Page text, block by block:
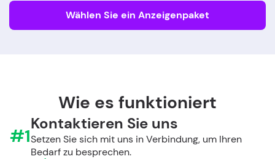
Wählen Sie ein Anzeigenpaket
Wie es funktioniert
#1
Kontaktieren Sie uns
Setzen Sie sich mit uns in Verbindung, um Ihren
Bedarf zu besprechen.